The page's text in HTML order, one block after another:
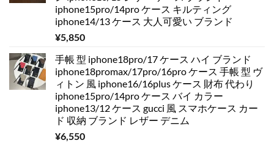
iphone15pro/14pro ケース キルティング
iphone14/13 ケース 大人可愛い ブランド
¥5,850
手帳 型 iphone18pro/17 ケース ハイ ブランド
iphone18promax/17pro/16pro ケース 手帳 型 ヴ
ィトン 風 iphone16/16plus ケース 財布 代わり
iphone15pro/14pro ケース バイ カラー
iphone13/12 ケース gucci 風 スマホケース カー
ド 収納 ブランド レザー デニム
¥6,550